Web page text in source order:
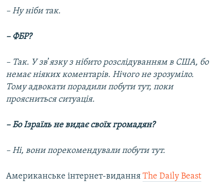
– Ну ніби так.
– ФБР?
– Так. У зв’​язку з нібито розслідуванням в США, бо
немає ніяких коментарів. Нічого не зрозуміло.
Тому адвокати порадили побути тут, поки
проясниться ситуація.
– Бо Ізраїль не видає своїх громадян?
– Ні, вони порекомендували побути тут.
Американське інтернет-видання The Daily Beast